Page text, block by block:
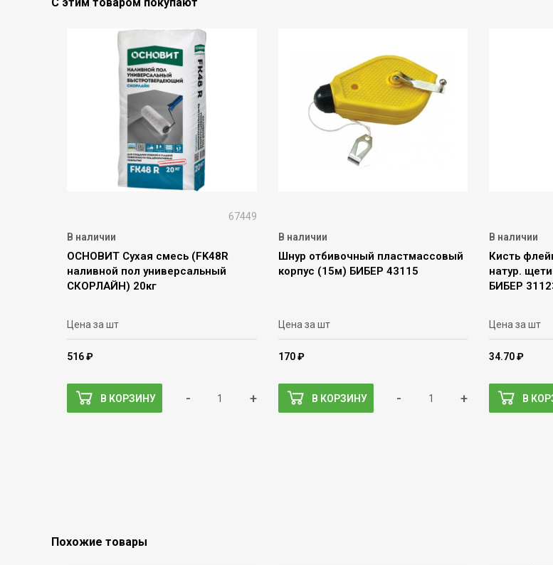
67449
В наличии
ОСНОВИТ Сухая смесь (FK48R
наливной пол универсальный
СКОРЛАЙН) 20кг
Цена за шт
516 ₽
В КОРЗИНУ - +
В наличии
Шнур отбивочный пластмассовый
корпус (15м) БИБЕР 43115
Цена за шт
170 ₽
В КОРЗИНУ - +
В наличии
Кисть
натур.
БИБЕР
Цена за шт
34.70 ₽
В
Похожие товары